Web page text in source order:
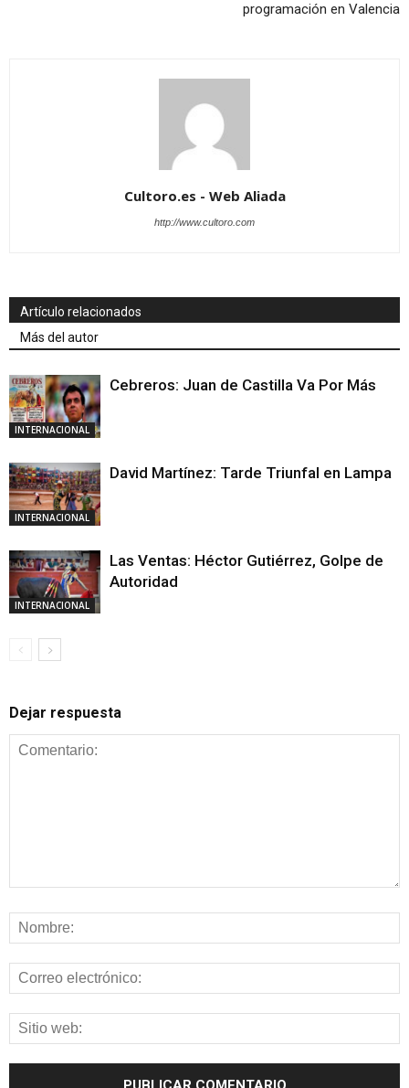
programación en Valencia
Cultoro.es - Web Aliada
http://www.cultoro.com
Artículo relacionados
Más del autor
INTERNACIONAL
Cebreros: Juan de Castilla Va Por Más
INTERNACIONAL
David Martínez: Tarde Triunfal en Lampa
INTERNACIONAL
Las Ventas: Héctor Gutiérrez, Golpe de
Autoridad
Dejar respuesta